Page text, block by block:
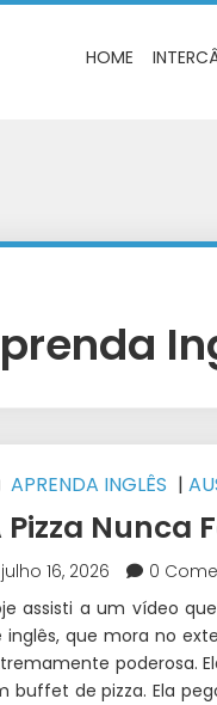
HOME
APRENDA INGLÊS |
|
Pizza Nunca
julho 16, 2026
0
assisti a um vídeo
inglês, que mora no
poderosa.
buffet de pizza. Ela